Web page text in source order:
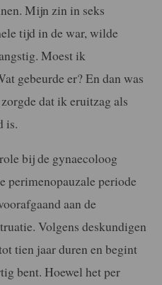
Mijn zin in seks
tijd in de war, wilde
Moest ik
gebeurde er? En dan was
dat ik eruitzag als
is.
bij de gynaecoloog
perimenopauzale periode
aan de
Volgens deskundigen
tien jaar duren en begint
bent. Hoewel het per